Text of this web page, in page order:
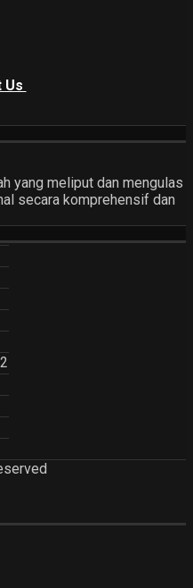
Us
yang meliput dan mengulas
secara komprehensif dan